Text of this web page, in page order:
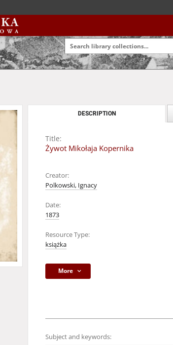
DESCRIPTION
Title:
Żywot Mikołaja Kopernika
Creator:
Polkowski, Ignacy
Date:
1873
Resource Type:
książka
More
Subject and keywords: